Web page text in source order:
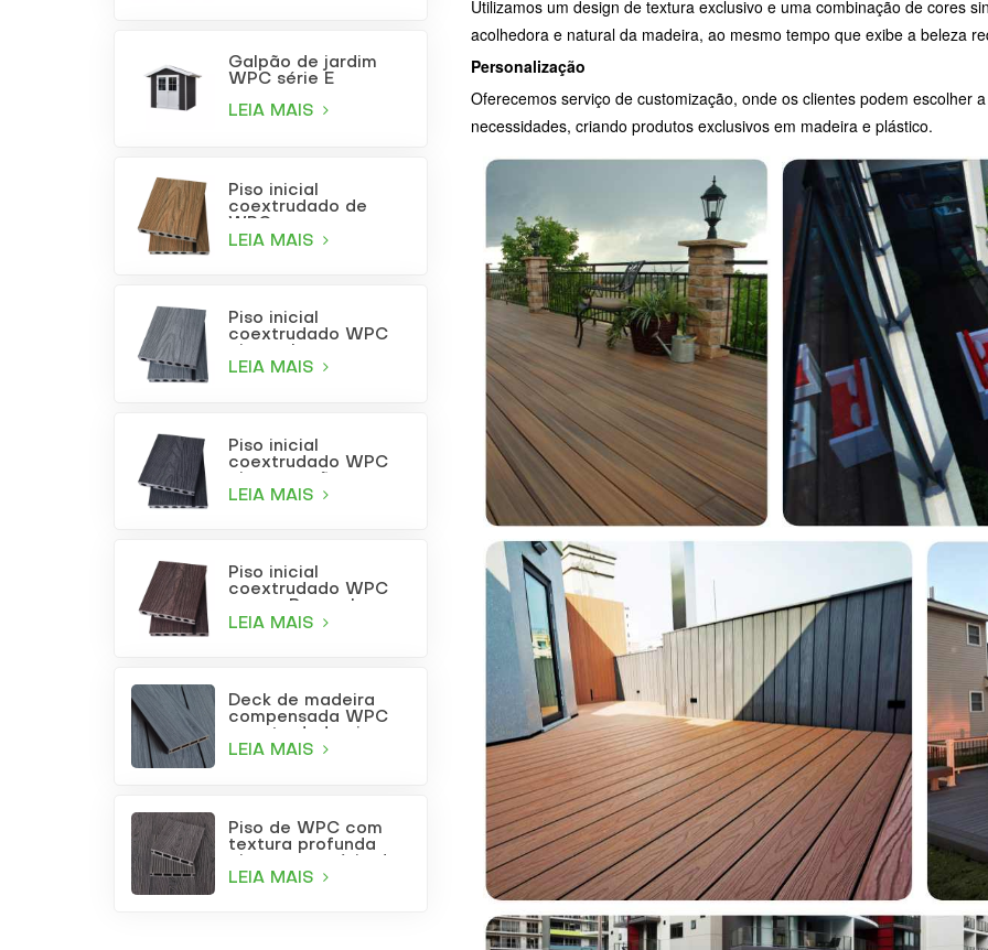
Galpão de jardim
WPC série E
LEIA MAIS
Piso inicial
coextrudado de
acabamento em
LEIA MAIS
Piso inicial
coextrudado WPC
LEIA MAIS
Piso inicial
coextrudado WPC
LEIA MAIS
Piso inicial
coextrudado WPC
LEIA MAIS
Deck de madeira
compensada WPC
claro para uso
LEIA MAIS
Piso de WPC com
textura profunda
jardim
LEIA MAIS
Utilizamos um design de textura exclusivo e uma combinação de cores
acolhedora e natural da madeira, ao mesmo tempo que exibe a beleza
Personalização
Oferecemos serviço de customização, onde os clientes podem escolher
necessidades, criando produtos exclusivos em madeira e plástico.